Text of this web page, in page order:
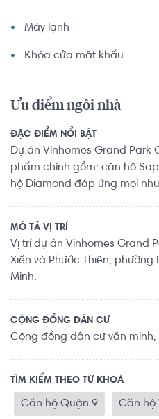
Máy lạnh
Khóa cửa mật khẩu
Ưu điểm ngôi nhà
ĐẶC ĐIỂM NỔI BẬT
Dự án Vinhomes Grand Park
phẩm chính gồm: căn hộ
hộ Diamond đáp ứng mọi
MÔ TẢ VỊ TRÍ
Vị trí dự án Vinhomes Grand
Xiển và Phước Thiện, phường
Minh.
CỘNG ĐỒNG DÂN CƯ
Cộng đồng dân cư văn minh,
TÌM KIẾM THEO TỪ KHOÁ
Căn hộ Quận 9 Căn hộ